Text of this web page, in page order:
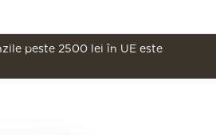
peste 2500 lei în UE este